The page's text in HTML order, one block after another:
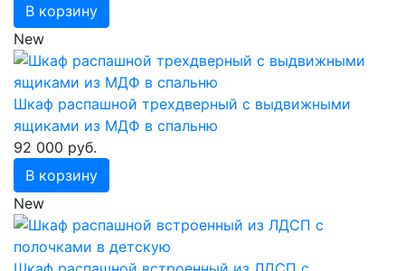
В корзину
New
Шкаф распашной трехдверный с выдвижными
ящиками из МДФ в спальню
92 000 руб.
В корзину
New